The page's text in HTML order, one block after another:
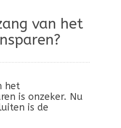
van het
het
is onzeker. Nu
is de